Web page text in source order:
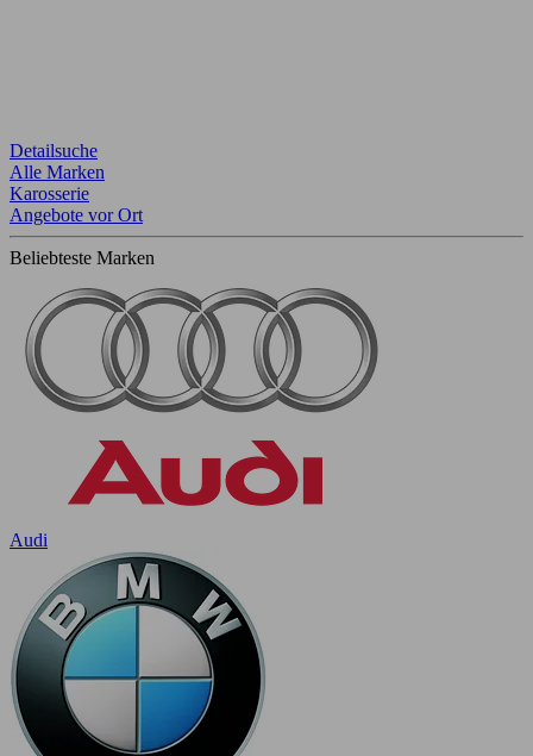
Detailsuche
Alle Marken
Karosserie
Angebote vor Ort
Beliebteste Marken
Audi